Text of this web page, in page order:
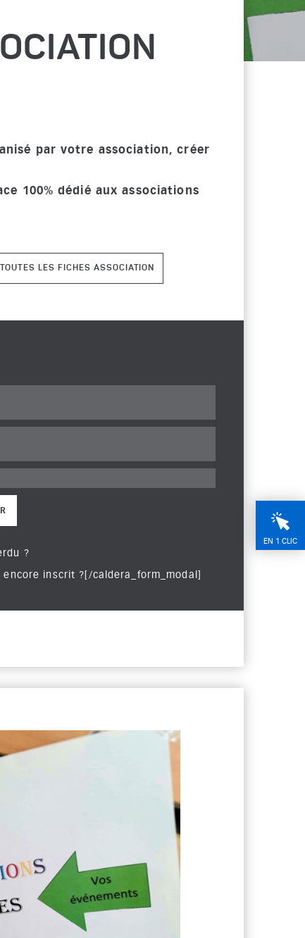
EN 1 CLIC
par votre association, créer
100% dédié aux associations
TOUTES LES FICHES ASSOCIATION
?
inscrit ?[/caldera_form_modal]